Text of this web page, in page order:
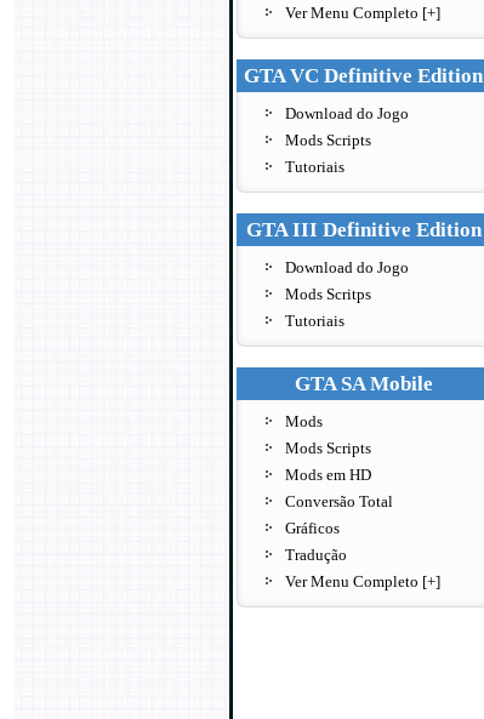
Ver Menu Completo [+]
GTA VC Definitive Edition
Download do Jogo
Mods Scripts
Tutoriais
GTA III Definitive Edition
Download do Jogo
Mods Scritps
Tutoriais
GTA SA Mobile
Mods
Mods Scripts
Mods em HD
Conversão Total
Gráficos
Tradução
Ver Menu Completo [+]